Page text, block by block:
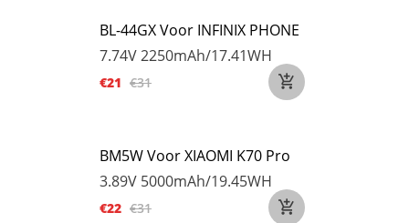
BL-44GX Voor INFINIX PHONE
7.74V2250mAh/17.41WH
€21 €31
BM5W Voor XIAOMI K70 Pro
3.89V 5000mAh/19.45WH
€22 €31